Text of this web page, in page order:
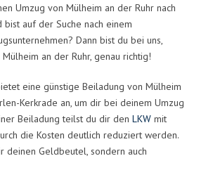
Umzug von Mülheim an der Ruhr nach
auf der Suche nach einem
Dann bist du bei uns,
an der Ruhr, genau richtig!
eine günstige Beiladung von Mülheim
Kerkrade an, um dir bei deinem Umzug
Beiladung teilst du dir den LKW mit
die Kosten deutlich reduziert werden.
deinen Geldbeutel, sondern auch